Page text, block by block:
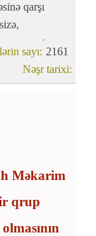
qarşı
camaatına
2161
sayı:
Nəşr tarixi:
Məkarim
qrup